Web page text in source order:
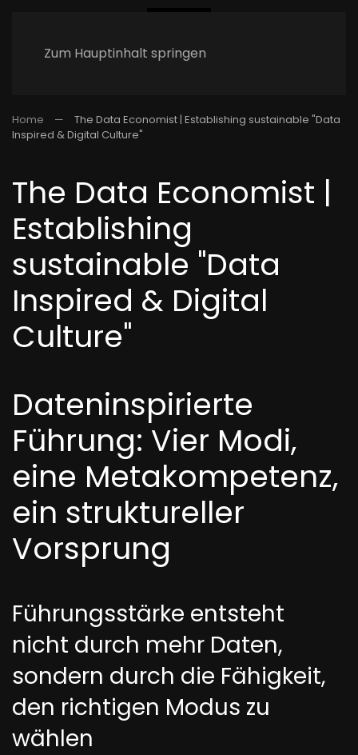
Zum Hauptinhalt springen
Home
The Data Economist | Establishing sustainable "Data
Inspired & Digital Culture"
The Data Economist |
Establishing
sustainable "Data
Inspired & Digital
Culture"
Dateninspirierte
Führung: Vier Modi,
eine Metakompetenz,
ein struktureller
Vorsprung
Führungsstärke entsteht
nicht durch mehr Daten,
sondern durch die Fähigkeit,
den richtigen Modus zu
wählen